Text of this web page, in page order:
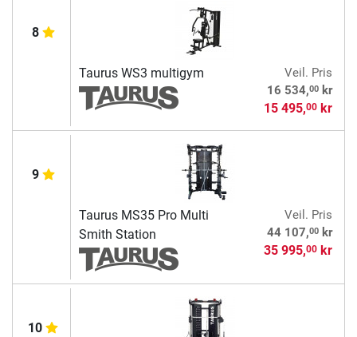
8
Taurus WS3 multigym
Veil. Pris
16 534,00kr
15 495,00kr
9
Taurus MS35 Pro Multi
Smith Station
Veil. Pris
44 107,00kr
35 995,00kr
10